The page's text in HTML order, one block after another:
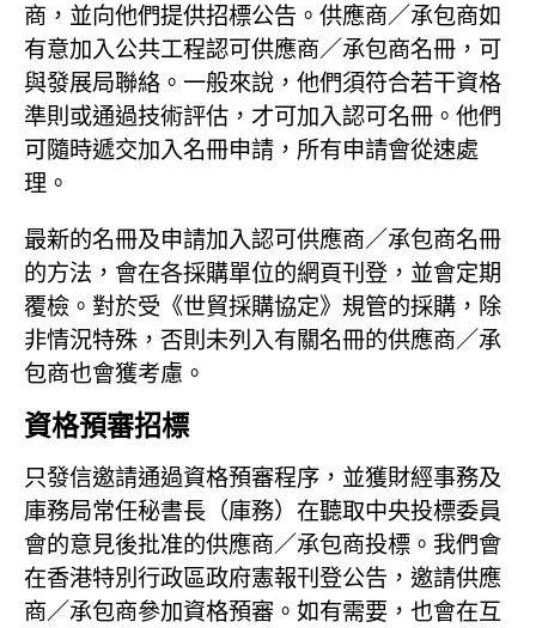
商，並向他們提供招標公告。供應商／承包商如
有意加入公共工程認可供應商／承包商名冊，可
與發展局聯絡。一般來說，他們須符合若干資格
準則或通過技術評估，才可加入認可名冊。他們
可隨時遞交加入名冊申請，所有申請會從速處
理。
最新的名冊及申請加入認可供應商／承包商名冊
的方法，會在各採購單位的網頁刊登，並會定期
覆檢。對於受《世貿採購協定》規管的採購，除
非情況特殊，否則未列入有關名冊的供應商／承
包商也會獲考慮。
資格預審招標
只發信邀請通過資格預審程序，並獲財經事務及
庫務局常任秘書長（庫務）在聽取中央投標委員
會的意見後批准的供應商／承包商投標。我們會
在香港特別行政區政府憲報刊登公告，邀請供應
商／承包商參加資格預審。如有需要，也會在互